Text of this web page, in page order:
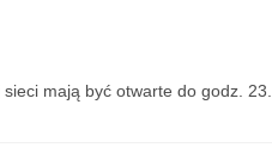
mają być otwarte do godz. 23.